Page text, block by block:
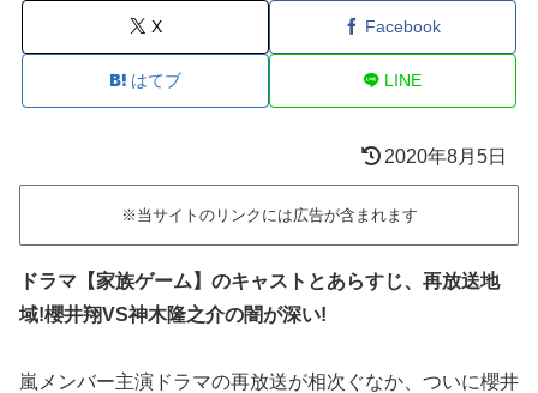
X Facebook
はてブ LINE
2020年8月5日
※当サイトのリンクには広告が含まれます
ドラマ【家族ゲーム】のキャストとあらすじ、再放送地
域!櫻井翔VS神木隆之介の闇が深い!
嵐メンバー主演ドラマの再放送が相次ぐなか、ついに櫻井